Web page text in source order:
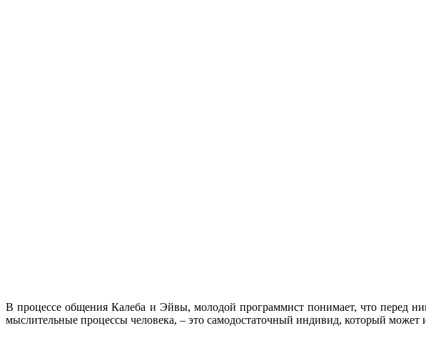
В процессе общения Калеба и Эйвы, молодой программист понимает, что перед
мыслительные процессы человека, – это самодостаточный индивид, который